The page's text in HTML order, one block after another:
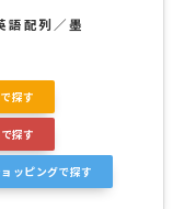
配列／墨
探す
探す
ッピングで探す